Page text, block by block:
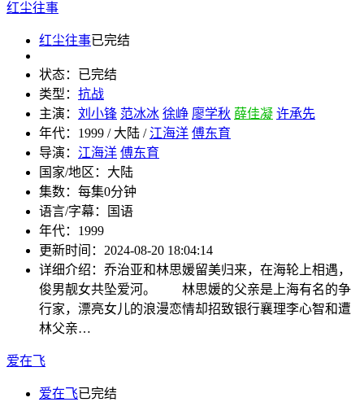
红尘往事
红尘往事已完结
状态： 已完结
类型： 抗战
主演： 刘小锋 范冰冰 徐峥 廖学秋 薛佳凝 许承先
年代： 1999 / 大陆 / 江海洋 傅东育
导演： 江海洋 傅东育
国家/地区： 大陆
集数： 每集0分钟
语言/字幕：
国语
年代： 1999
更新时间： 2024-08-20 18:04:14
详细介绍： 乔治亚和林思媛留美归来，在海轮上相遇，
俊男靓女共坠爱河。 林思媛的父亲是上海有名的争
行家，漂亮女儿的浪漫恋情却招致银行襄理李心智和遭
林父亲…
爱在飞
爱在飞已完结